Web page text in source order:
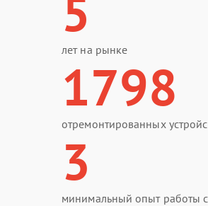
лет на рынке
1798
отремонтированных
3
минимальный опыт работы